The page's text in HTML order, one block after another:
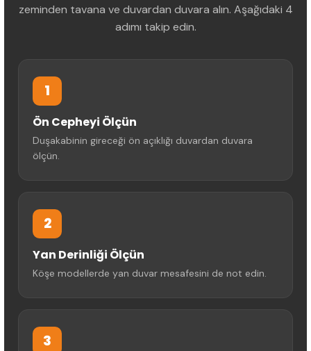
zeminden tavana ve duvardan duvara alın. Aşağıdaki 4
adımı takip edin.
1
Ön Cepheyi Ölçün
Duşakabinin gireceği ön açıklığı duvardan duvara
ölçün.
2
Yan Derinliği Ölçün
Köşe modellerde yan duvar mesafesini de not edin.
3